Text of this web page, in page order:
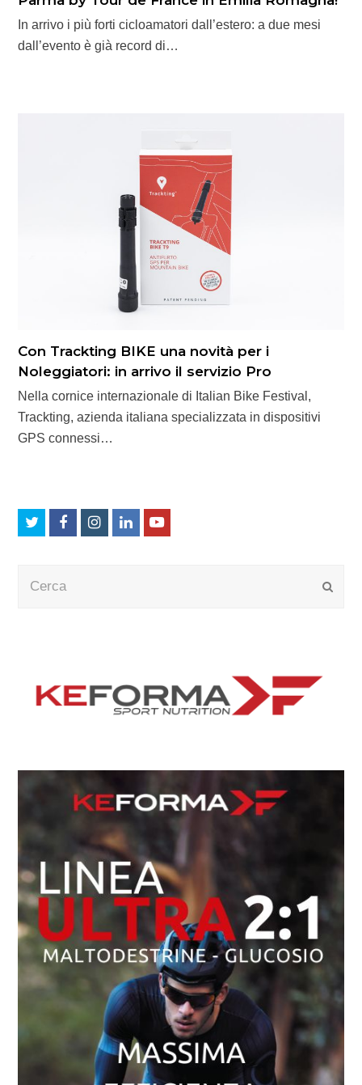
In arrivo i più forti cicloamatori dall’estero: a due mesi
dall’evento è già record di…
Con Trackting BIKE una novità per i
Noleggiatori: in arrivo il servizio Pro
Nella cornice internazionale di Italian Bike Festival,
Trackting, azienda italiana specializzata in dispositivi
GPS connessi…
TwitterFacebookInstagram
LinkedInYoutube